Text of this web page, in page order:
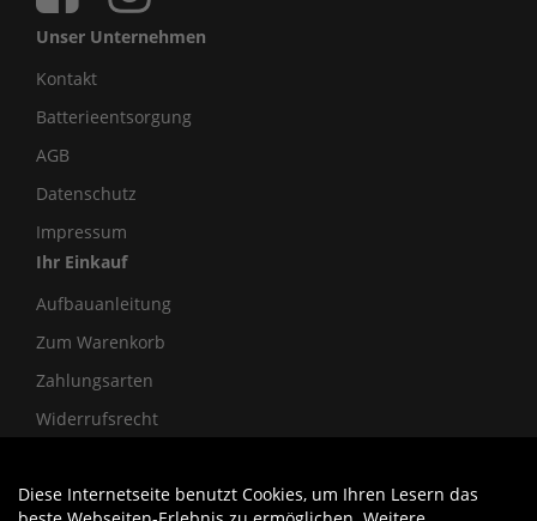
Unser Unternehmen
Kontakt
Batterieentsorgung
AGB
Datenschutz
Impressum
Ihr Einkauf
Aufbauanleitung
Zum Warenkorb
Zahlungsarten
Widerrufsrecht
Diese Internetseite benutzt Cookies, um Ihren Lesern das
Auftrag widerrufen